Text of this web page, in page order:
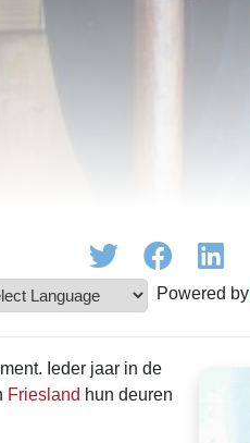
Powered by
Ieder jaar in de
Friesland hun deuren